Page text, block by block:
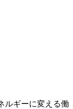
ルギーに変える働